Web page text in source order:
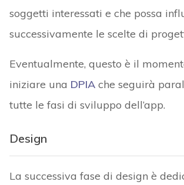
soggetti interessati e che possa
successivamente le scelte di
Eventualmente, questo è il
iniziare una DPIAche seguirà
tutte le fasi di sviluppo dell’app.
Design
La successiva fase di design è